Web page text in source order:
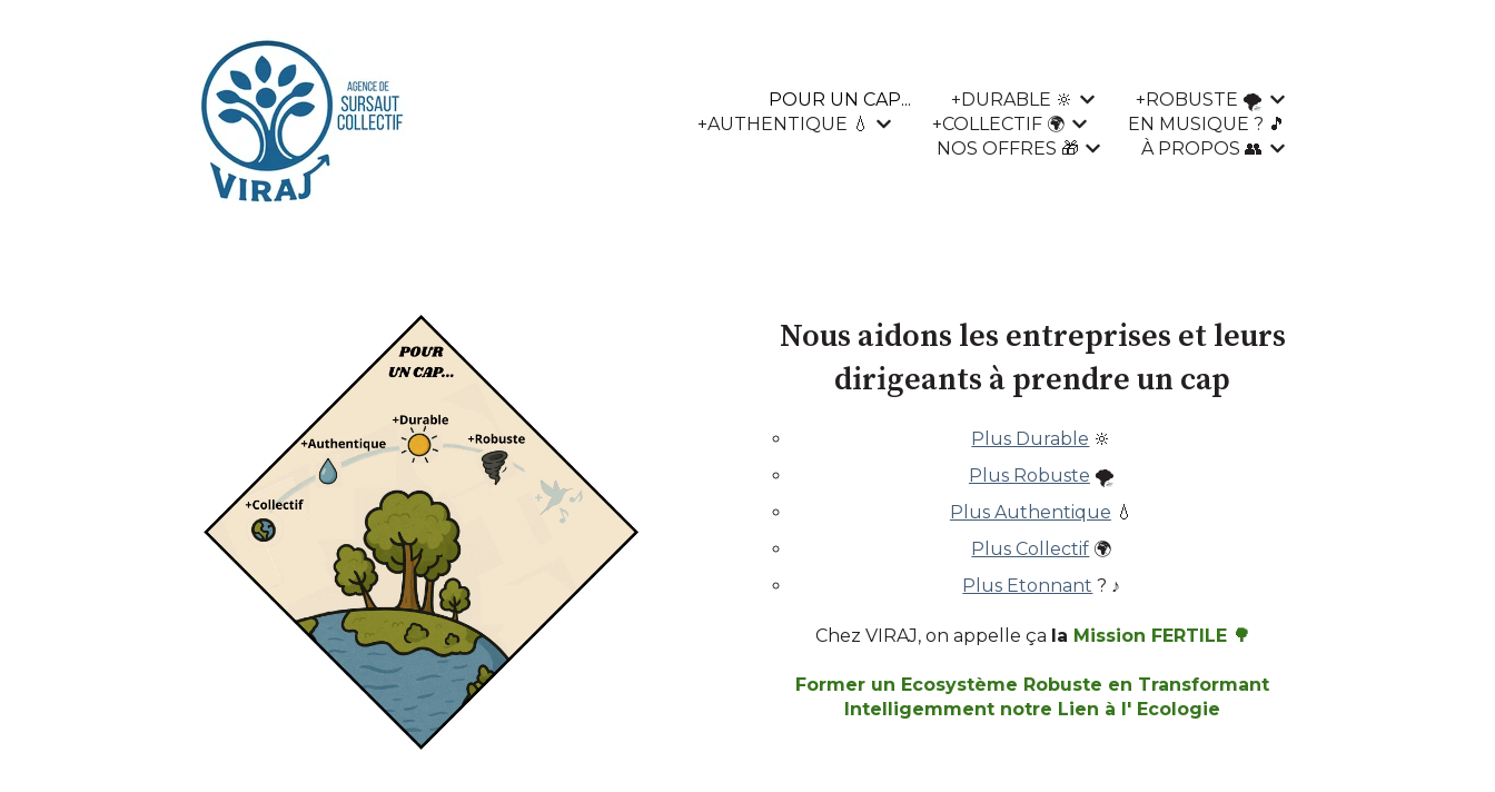
POUR UN CAP... +DURABLE 🔆
Afficher le sous-menu pour +durable 🔆
+ROBUSTE 🌪
Afficher le sous-menu
+AUTHENTIQUE 💧
Afficher le sous-menu pour +authentique 💧
+COLLECTIF 🌍
Afficher le sous-menu pour +collectif 🌍
EN MUSIQUE ? 🎵
NOS OFFRES 🎁
Afficher le sous-menu pour nos offres 🎁
À PROPOS 👥
Afficher le sous-menu
Nous aidons les entreprises et leurs
dirigeants à prendre un cap
Plus Durable 🔆
Plus Robuste 🌪
Plus Authentique 💧
Plus Collectif 🌍
Plus Etonnant ? ♪
Chez VIRAJ, on appelle ça la Mission FERTILE 🌳
Former un Ecosystème Robuste en Transformant
Intelligemment notre Lien à l' Ecologie